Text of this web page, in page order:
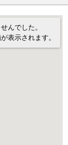
んでした。
表示されます。